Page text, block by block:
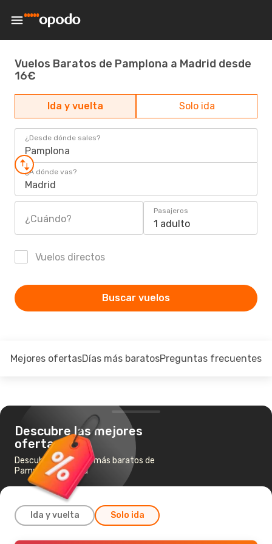
Vuelos Baratos de Pamplona a Madrid desde
16€
Ida y vuelta Solo ida
¿Desde dónde sales?
Pamplona
¿A dónde vas?
Madrid
¿Cuándo?
Pasajeros
1 adulto
Vuelos directos
Buscar vuelos
Mejores ofertasDías más baratosPreguntas frecuentes
Descubre las mejores
ofertas
Descubre los vuelos más baratos de
Pamplona a Madrid
Ida y vuelta Solo ida